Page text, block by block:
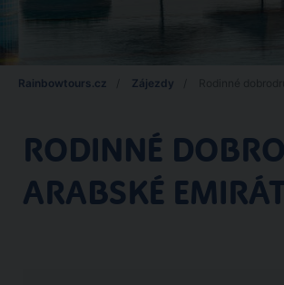
Rainbowtours.cz Zájezdy
RODINNÉ
ARABSKÉ